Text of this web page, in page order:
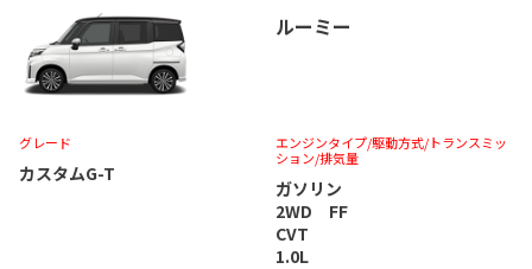
ルーミー
グレード
カスタムG-T
エンジンタイプ/駆動方式/トランスミッ
ション/排気量
ガソリン
2WD FF
CVT
1.0L